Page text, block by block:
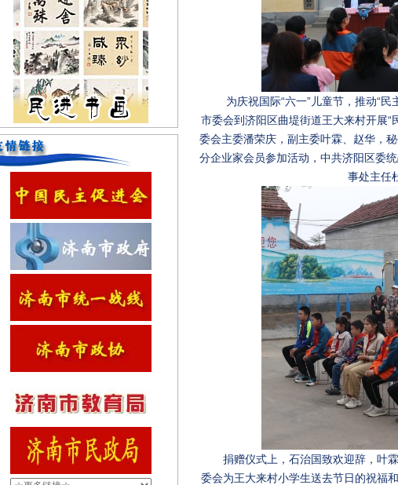
为庆祝国际“六一”儿童节，推动“
市委会到济阳区曲堤街道王大来村开展
委会主委潘荣庆，副主委叶霖、赵华，
分企业家会员参加活动，中共济阳区委
事处主任
捐赠仪式上，石治国致欢迎辞，叶
委会为王大来村小学生送去节日的祝福